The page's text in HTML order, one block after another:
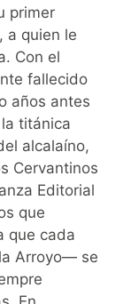
primer
a quien le
Con el
fallecido
años antes
titánica
alcalaíno,
Cervantinos
Editorial
que
que cada
Arroyo— se